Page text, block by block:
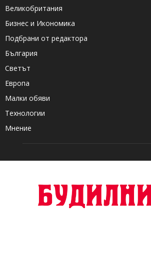
Великобритания
Бизнес и Икономика
Подбрани от редактора
България
Светът
Европа
Малки обяви
Технологии
Мнение